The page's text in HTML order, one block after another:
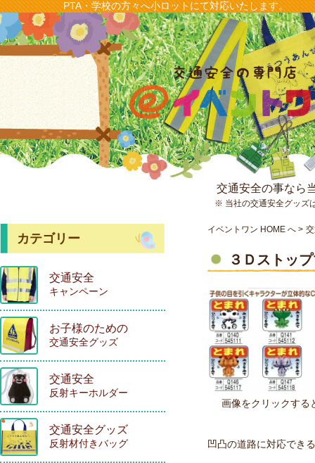
PTA・学校の方々へ小ロットにて対応いたします。
交通安全の事なら
※ 当社の交通安全グッズ
イベントワン HOME へ
３Ｄストッ
画像をクリックする
凹凸の道路に対応でき
カテゴリー
交通安全
キャンペーン
お子様のための
交通安全グッズ
交通安全
反射キーホルダー
交通安全グッズ
反射材付きバッグ